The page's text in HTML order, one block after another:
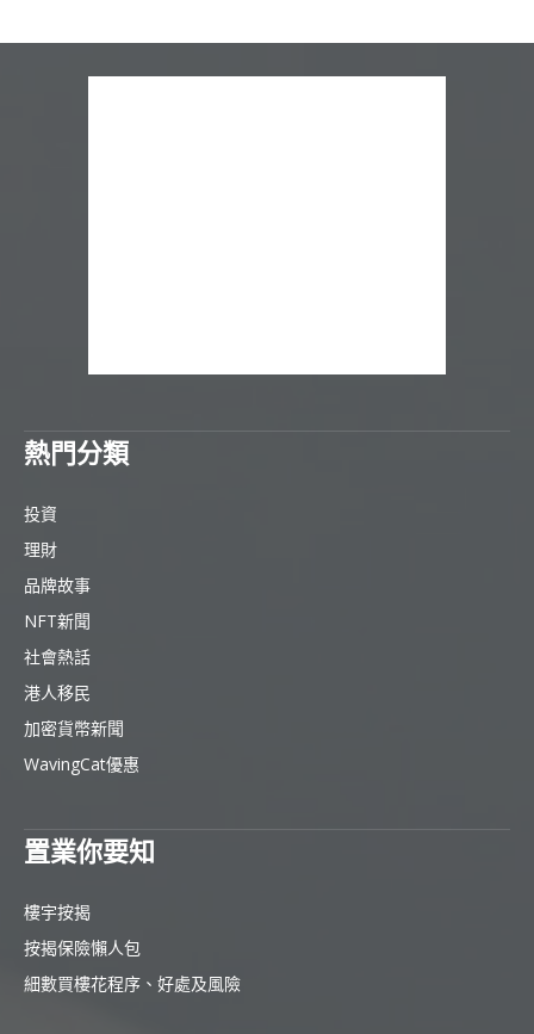
熱門分類
投資
理財
品牌故事
NFT新聞
社會熱話
港人移民
加密貨幣新聞
WavingCat優惠
置業你要知
樓宇按揭
按揭保險懶人包
細數買樓花程序、好處及風險